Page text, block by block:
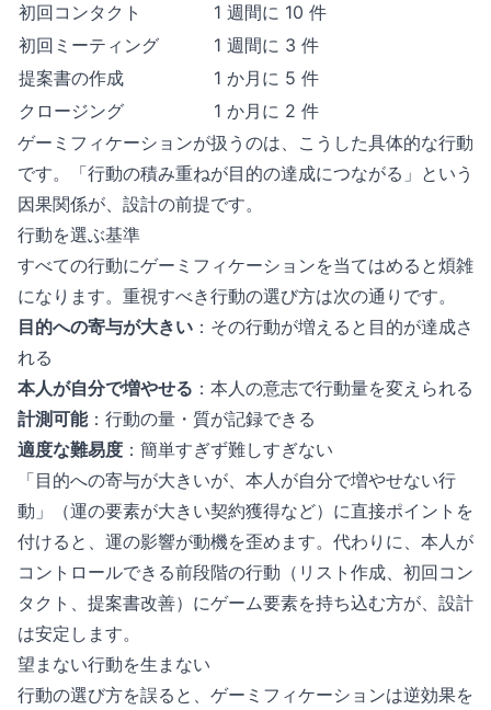
初回コンタクト
1 週間に 10 件
初回ミーティング
1 週間に 3 件
提案書の作成
1 か月に 5 件
クロージング
1 か月に 2 件
ゲーミフィケーションが扱うのは、こうした具体的な行動
です。「行動の積み重ねが目的の達成につながる」という
因果関係が、設計の前提です。
行動を選ぶ基準
すべての行動にゲーミフィケーションを当てはめると煩雑
になります。重視すべき行動の選び方は次の通りです。
目的への寄与が大きい ：その行動が増えると目的が達成さ
れる
本人が自分で増やせる ：本人の意志で行動量を変えられる
計測可能：行動の量・質が記録できる
適度な難易度 ：簡単すぎず難しすぎない
「目的への寄与が大きいが、本人が自分で増やせない行
動」（運の要素が大きい契約獲得など）に直接ポイントを
付けると、運の影響が動機を歪めます。代わりに、本人が
コントロールできる前段階の行動（リスト作成、初回コン
タクト、提案書改善）にゲーム要素を持ち込む方が、設計
は安定します。
望まない行動を生まない
行動の選び方を誤ると、ゲーミフィケーションは逆効果を